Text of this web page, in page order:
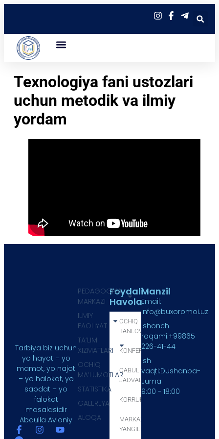
Texnologiya fani ustozlari
uchun metodik va ilmiy
yordam
Tarbiya biz uchun
yo hayot – yo
mamot, yo najot
– yo halokat, yo
saodat – yo
falokat
masalasidir
Abdulla Avloniy
Foydali
Havola
OCHIQ
TANLOV
KONFERENSIYA
QABUL
JADVALI
KORRUPSIYA
MARKAZ
YANGILIKLARI
PEDAGOGIKA
MARKAZI
ILMIY
FAOLIYAT
TA’LIM
XIZMATLARI
OCHIQ
MA’LUMOTLAR
STATISTIKA
GALEREYA
ALOQA
Manzil
Email:
info@buxoromoi.uz
Ishonch
raqami:+99865
226-41-44
Ish
vaqti:Dushanba-
Juma
9:00 - 18:00